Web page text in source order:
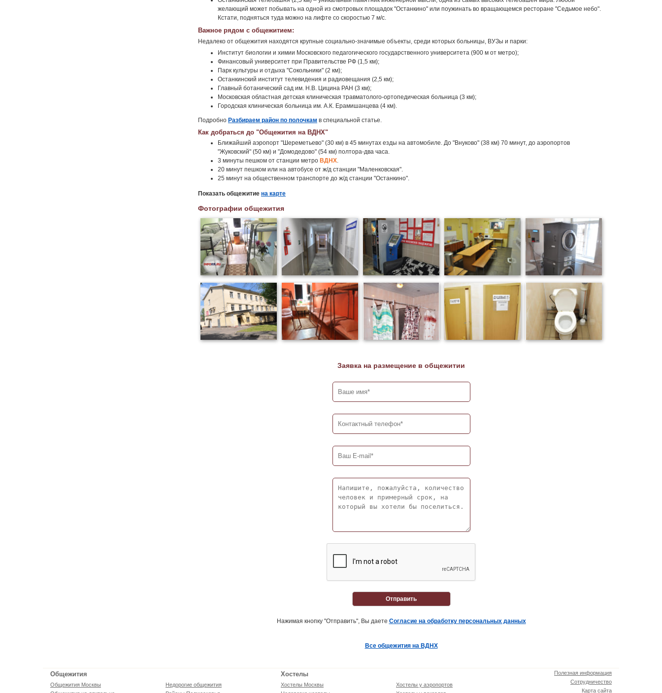
желающий может побывать на одной из смотровых площадок "Останкино" или поужинать во вращающемся ресторане "Седьмое небо".
Кстати, подняться туда можно на лифте со скоростью 7 м/с.
Важное рядом с общежитием:
Недалеко от общежития находятся крупные социально-значимые объекты, среди которых больницы, ВУЗы и парки:
Институт биологии и химии Московского педагогического государственного университета (900 м от метро);
Финансовый университет при Правительстве РФ (1,5 км);
Парк культуры и отдыха "Сокольники" (2 км);
Останкинский институт телевидения и радиовещания (2,5 км);
Главный ботанический сад им. Н.В. Цицина РАН (3 км);
Московская областная детская клиническая травматолого-ортопедическая больница (3 км);
Городская клиническая больница им. А.К. Ерамишанцева (4 км).
Подробно Разбираем район по полочкам в специальной статье.
Как добраться до "Общежития на ВДНХ"
Ближайший аэропорт "Шереметьево" (30 км) в 45 минутах езды на автомобиле. До "Внуково" (38 км) 70 минут, до аэропортов
"Жуковский" (50 км) и "Домодедово" (54 км) полтора-два часа.
3 минуты пешком от станции метро ВДНХ.
20 минут пешком или на автобусе от ж/д станции "Маленковская".
25 минут на общественном транспорте до ж/д станции "Останкино".
Показать общежитие на карте
Фотографии общежития
Заявка на размещение в общежитии
Отправить
Нажимая кнопку "Отправить", Вы даете Согласие на обработку персональных данных
Все общежития на ВДНХ
Общежития
Общежития Москвы
Недорогие общежития
Хостелы
Хостелы Москвы
Хостелы у аэропортов
Полезная информация
Сотрудничество
Карта сайта